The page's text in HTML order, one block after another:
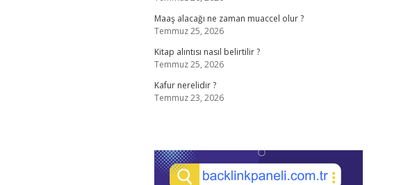
Maaş alacağı ne zaman muaccel olur ?
Temmuz 25, 2026
Kitap alıntısı nasıl belirtilir ?
Temmuz 25, 2026
Kafur nerelidir ?
Temmuz 23, 2026